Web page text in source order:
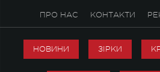
ПРО НАС КОНТАКТИ
НОВИНИ ЗІРКИ